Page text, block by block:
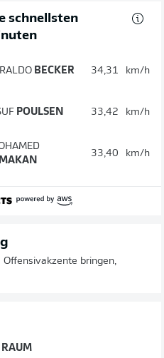
schnellsten
BECKER 34,31 km/h
POULSEN 33,42 km/h
33,40 km/h
Offensivakzente bringen,
RAUM